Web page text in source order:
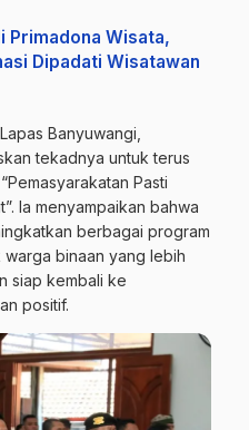
Primadona Wisata,
Dipadati Wisatawan
Banyuwangi,
tekadnya untuk terus
Pasti
Ia menyampaikan bahwa
berbagai program
binaan yang lebih
siap kembali ke
positif.